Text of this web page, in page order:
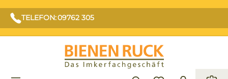
TELEFON: 09762 305